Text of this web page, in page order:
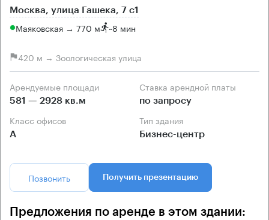
Москва, улица Гашека, 7 с1
Маяковская → 770 м ~8 мин
420 м → Зоологическая улица
Арендуемые площади
581 — 2928 кв.м
Ставка арендной платы
по запросу
Класс офисов
А
Тип здания
Бизнес-центр
Позвонить Получить презентацию
Предложения по аренде в этом здании: